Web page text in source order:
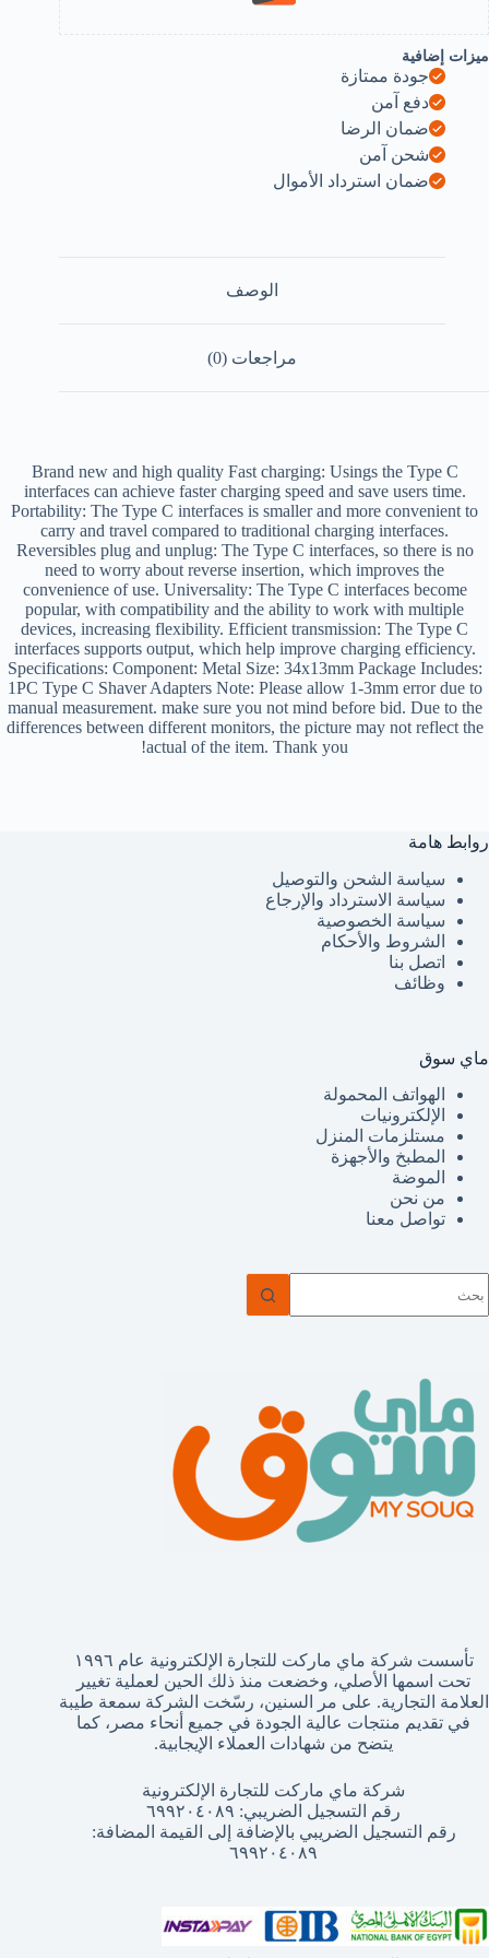
Random
Color
(Single
slot
B0F1DX1SWB
ميزات إضافية
جودة ممتازة
دفع آمن
ضمان الرضا
شحن آمن
ضمان استرداد الأموال
الوصف
مراجعات (0)
Brand new and high quality Fast charging: Usings the Type C
interfaces can achieve faster charging speed and save users time.
Portability: The Type C interfaces is smaller and more convenient to
carry and travel compared to traditional charging interfaces.
Reversibles plug and unplug: The Type C interfaces, so there is no
need to worry about reverse insertion, which improves the
convenience of use. Universality: The Type C interfaces become
popular, with compatibility and the ability to work with multiple
devices, increasing flexibility. Efficient transmission: The Type C
interfaces supports output, which help improve charging efficiency.
Specifications: Component: Metal Size: 34x13mm Package Includes:
1PC Type C Shaver Adapters Note: Please allow 1-3mm error due to
manual measurement. make sure you not mind before bid. Due to the
differences between different monitors, the picture may not reflect the
actual of the item. Thank you!
روابط هامة
سياسة الشحن والتوصيل
سياسة الاسترداد والإرجاع
سياسة الخصوصية
الشروط والأحكام
اتصل بنا
وظائف
ماي سوق
الهواتف المحمولة
الإلكترونيات
مستلزمات المنزل
المطبخ والأجهزة
الموضة
من نحن
تواصل معنا
توجد
تأسست شركة ماي ماركت للتجارة الإلكترونية عام ١٩٩٦
تحت اسمها الأصلي، وخضعت منذ ذلك الحين لعملية تغيير
العلامة التجارية. على مر السنين، رسّخت الشركة سمعة طيبة
في تقديم منتجات عالية الجودة في جميع أنحاء مصر، كما
يتضح من شهادات العملاء الإيجابية.
شركة ماي ماركت للتجارة الإلكترونية
رقم التسجيل الضريبي: ٦٩٩٢٠٤٠٨٩
رقم التسجيل الضريبي بالإضافة إلى القيمة المضافة:
٦٩٩٢٠٤٠٨٩